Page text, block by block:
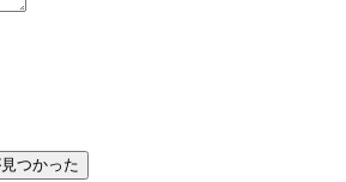
つかった